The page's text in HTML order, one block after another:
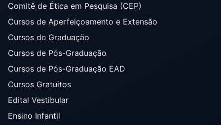
Comitê de Ética em Pesquisa (CEP)
Cursos de Aperfeiçoamento e Extensão
Cursos de Graduação
Cursos de Pós-Graduação
Cursos de Pós-Graduação EAD
Cursos Gratuitos
Edital Vestibular
Ensino Infantil